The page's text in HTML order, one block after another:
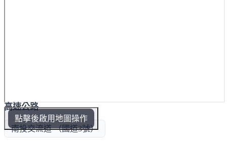
點擊後啟用地圖操作
高速公路
南投交流道 （國道3號）